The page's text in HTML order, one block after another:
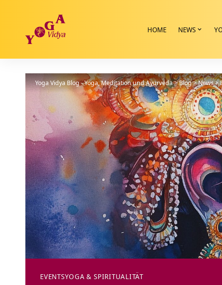
HOME NEWS
Yoga Vidya Blog - Yoga, Meditation und Ayurveda>Blog>News>
EVENTSYOGA & SPIRITUALITÄT